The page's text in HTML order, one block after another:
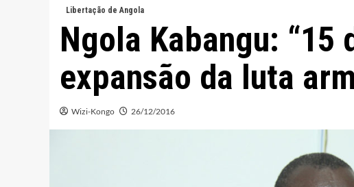
Libertação de Angola
Ngola Kabangu: “15
expansão da luta
Wizi-Kongo 26/12/2016